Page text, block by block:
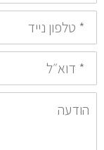
*
טלפון
נייד
*
דואר
אלקטרוני